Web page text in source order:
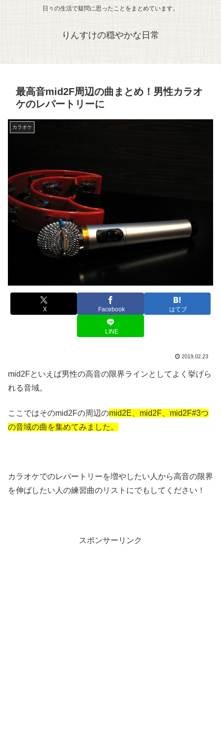
日々の生活で疑問に思ったことをまとめています。
りんすけの穏やかな日常
最高音mid2F周辺の曲まとめ！男性カラオ
ケのレパートリーに
カラオケ
X Facebook はてブ
LINE
2019.02.23
mid2Fといえば男性の高音の限界ラインとしてよく挙げら
れる音域。
ここではそのmid2Fの周辺のmid2E、mid2F、mid2F#3つ
の音域の曲を集めてみました。
カラオケでのレパートリーを増やしたい人から高音の限界
を伸ばしたい人の練習曲のリストにでもしてください！
スポンサーリンク